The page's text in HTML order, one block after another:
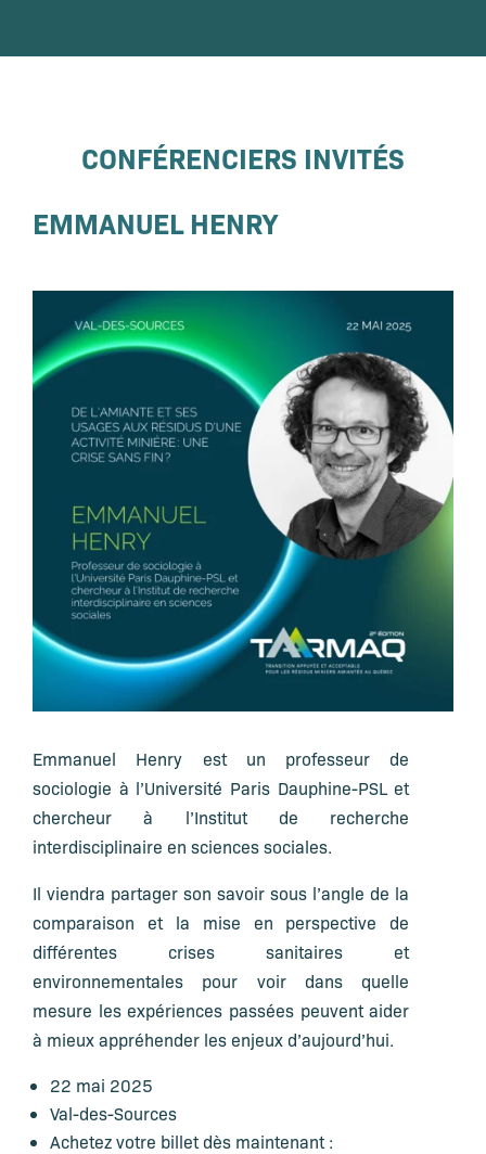
CONFÉRENCIERS INVITÉS
EMMANUEL HENRY
Emmanuel Henry est un professeur de
sociologie à l’Université Paris Dauphine-PSL et
chercheur à l’Institut de recherche
interdisciplinaire en sciences sociales.
Il viendra partager son savoir sous l’angle de la
comparaison et la mise en perspective de
différentes crises sanitaires et
environnementales pour voir dans quelle
mesure les expériences passées peuvent aider
à mieux appréhender les enjeux d’aujourd’hui.
22 mai 2025
Val-des-Sources
Achetez votre billet dès maintenant :